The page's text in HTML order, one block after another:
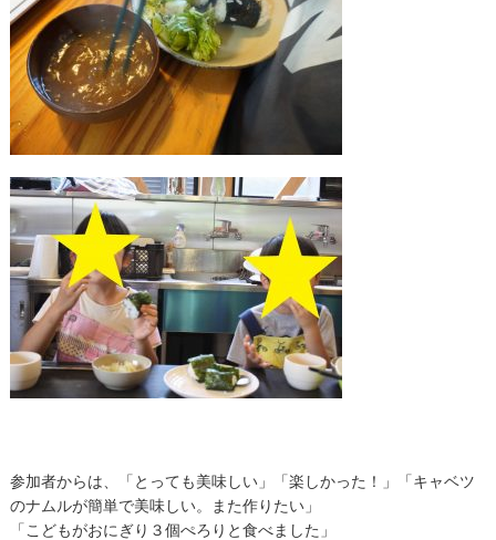
参加者からは、「とっても美味しい」「楽しかった！」「キャベツ
のナムルが簡単で美味しい。また作りたい」
「こどもがおにぎり３個ぺろりと食べました」